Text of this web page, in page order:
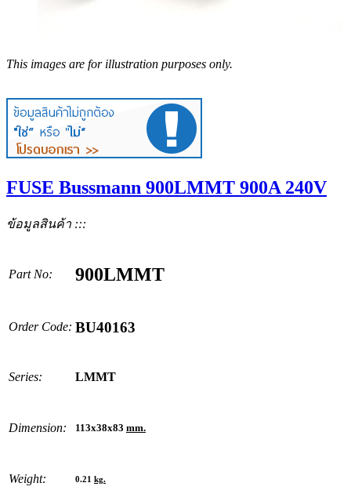
This images are for illustration purposes only.
FUSE Bussmann 900LMMT 900A 240V
ข้อมูลสินค้า :::
Part No: 900LMMT
Order Code: BU40163
Series: LMMT
Dimension: 113x38x83 mm.
Weight: 0.21 kg.